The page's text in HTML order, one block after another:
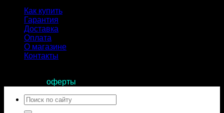
Как купить
Гарантия
Доставка
Оплата
О магазине
Контакты
оферты
Искать: